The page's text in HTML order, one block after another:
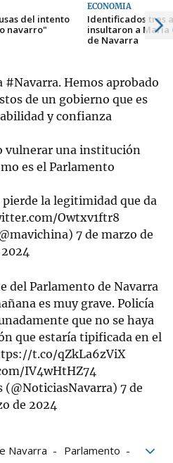
del intento
navarro"
ECONOMÍA
Identificados tres
insultaron a
de Navarra
#Navarra. Hemos aprobado
de un gobierno que es
y confianza
vulnerar una institución
es el Parlamento
pierde la legitimidad que da
Owtxv1ftr8
7 de marzo de
2024
del Parlamento de Navarra
es muy grave. Policía
que no se haya
que estaría tipificada en el
t.co/qZkLa6zViX
IV4wHtHZ74
7 de
de 2024
Navarra
Parlamento